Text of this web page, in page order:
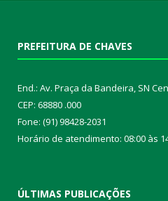
PREFEITURA DE CHAVES
End.: Av. Praça da Bandeira, SN
CEP: 68880 .000
Fone: (91) 98428-2031
Horário de atendimento: 08:00 às
ÚLTIMAS PUBLICAÇÕES